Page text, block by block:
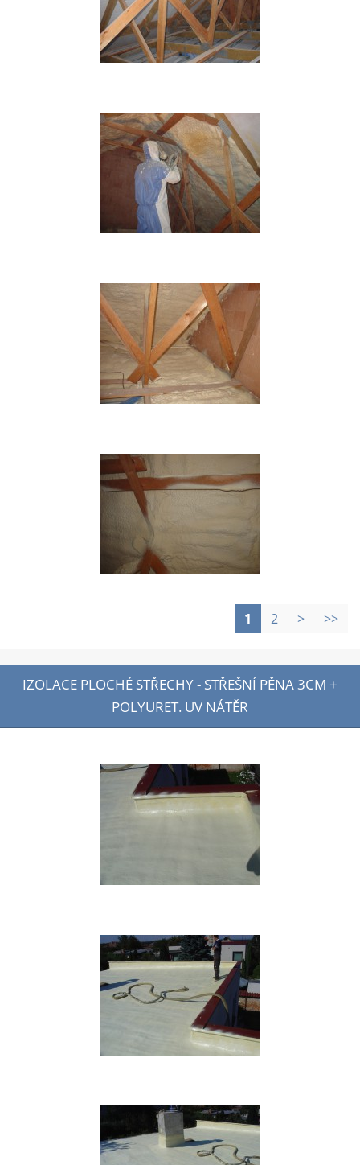
1 2 > >>
IZOLACE PLOCHÉ STŘECHY - STŘEŠNÍ PĚNA 3CM +
POLYURET. UV NÁTĚR